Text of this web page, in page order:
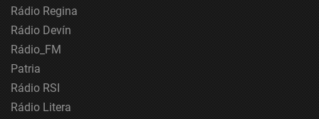
Vytvoriť profily pre personalizovanú reklamu
reklamy
Vytvoriť profily na prispôsobenie obsahu
Použiť profily na výber prispôsobeného obsahu
Rádio Regina
Rádio Devín
Rádio_FM
Patria
Rádio RSI
Rádio Litera